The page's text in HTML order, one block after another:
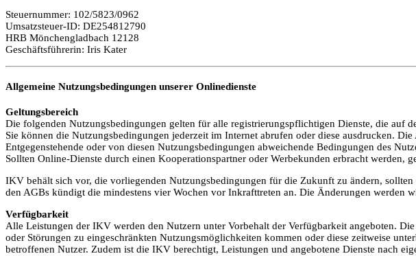
Steuernummer: 102/5823/0962
Umsatzsteuer-ID: DE254812790
HRB Mönchengladbach 12128
Geschäftsführerin: Iris Kater
Allgemeine Nutzungsbedingungen unserer Onlinedienste
Geltungsbereich
Die folgenden Nutzungsbedingungen gelten für alle registrierungspflichtigen Dienste, die auf
Sie können die Nutzungsbedingungen jederzeit im Internet abrufen oder diese ausdrucken.
Entgegenstehende oder von diesen Nutzungsbedingungen abweichende Bedingungen des
Sollten Online-Dienste durch einen Kooperationspartner oder Werbekunden erbracht werden,
IKV behält sich vor, die vorliegenden Nutzungsbedingungen für die Zukunft zu ändern,
den AGBs kündigt die mindestens vier Wochen vor Inkrafttreten an. Die Änderungen
Verfügbarkeit
Alle Leistungen der IKV werden den Nutzern unter Vorbehalt der Verfügbarkeit angeboten.
oder Störungen zu eingeschränkten Nutzungsmöglichkeiten kommen oder diese zeitweise
betroffenen Nutzer. Zudem ist die IKV berechtigt, Leistungen und angebotene Dienste nach